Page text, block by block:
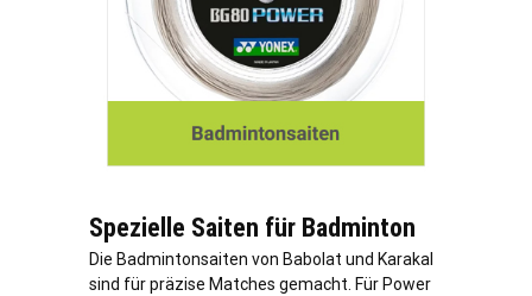
Spezielle Saiten für Badminton
Die Badmintonsaiten von Babolat und Karakal
sind für präzise Matches gemacht. Für Power